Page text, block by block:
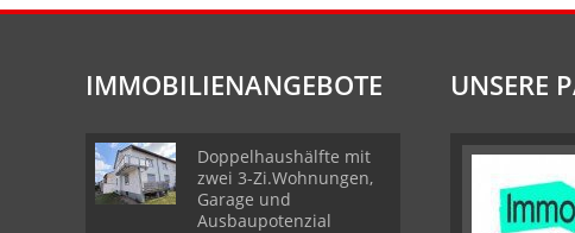
IMMOBILIENANGEBOTE
Doppelhaushälfte mit
zwei 3-Zi.Wohnungen,
Garage und
Ausbaupotenzial
UNSERE